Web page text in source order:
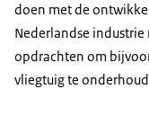
doen met de
Nederlandse
opdrachten om
vliegtuig te